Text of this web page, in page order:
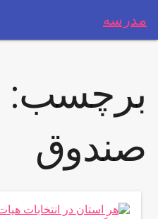
مدرسه
برچسب:
صندوق